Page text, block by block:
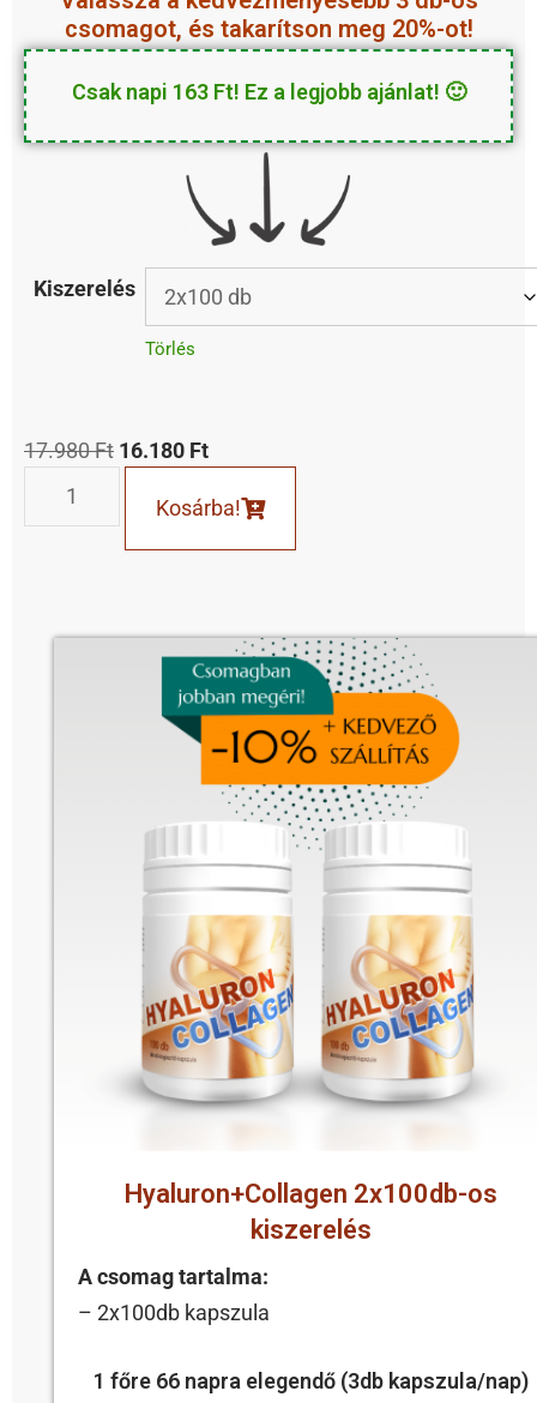
csomagot, és takarítson meg 20%-ot!
Csak napi 163 Ft! Ez a legjobb ajánlat! 🙂
Kiszerelés
Törlés
17.980Ft 16.180 Ft
Kosárba!
Hyaluron+Collagen 2x100db-os
kiszerelés
A csomag tartalma:
– 2x100db kapszula
1 főre 66 napra elegendő (3db kapszula/nap)